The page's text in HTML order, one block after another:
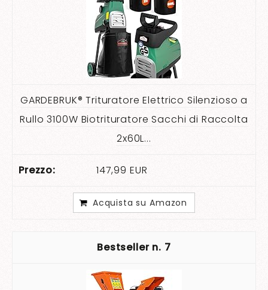
GARDEBRUK® Trituratore Elettrico Silenzioso a
Rullo 3100W Biotrituratore Sacchi di Raccolta
2x60L...
147,99 EUR
Acquista su Amazon
7